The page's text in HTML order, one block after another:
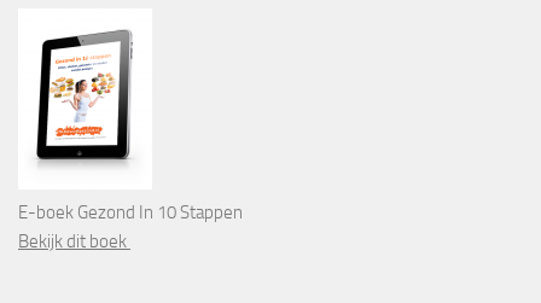
E-boek Gezond In 10 Stappen
Bekijk dit boek